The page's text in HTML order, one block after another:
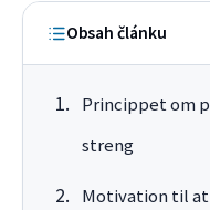
Obsah článku
Princippet om
streng
Motivation til